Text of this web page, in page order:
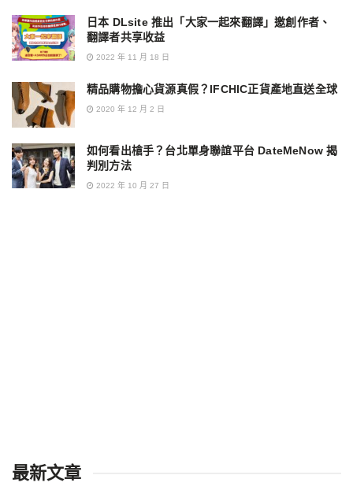
日本 DLsite 推出「大家一起來翻譯」邀創作者、
翻譯者共享收益
2022 年 11 月 18 日
精品購物擔心貨源真假？IFCHIC正貨產地直送全球
2020 年 12 月 2 日
如何看出槍手？台北單身聯誼平台 DateMeNow 揭
判別方法
2022 年 10 月 27 日
最新文章